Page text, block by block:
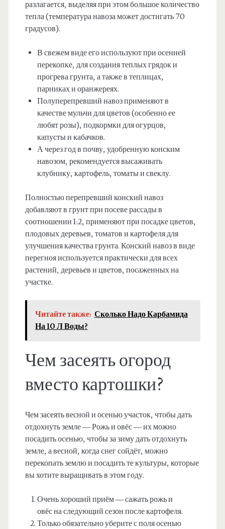
разлагается, выделяя при этом большое количество
тепла (температура навоза может достигать 70
градусов).
В свежем виде его используют при осенней
перекопке, для создания теплых грядок и
прогрева грунта, а также в теплицах,
парниках и оранжереях.
Полуперепревший навоз применяют в
качестве мульчи для цветов (особенно ее
любят розы), подкормки для огурцов,
капусты и кабачков.
А через год в почву, удобренную конским
навозом, рекомендуется высаживать
клубнику, картофель, томаты и свеклу.
Полностью перепревший конский навоз
добавляют в грунт при посеве рассады в
соотношении 1:2, применяют при посадке цветов,
плодовых деревьев, томатов и картофеля для
улучшения качества грунта. Конский навоз в виде
перегноя используется практически для всех
растений, деревьев и цветов, посаженных на
участке.
Читайте также: Сколько Надо Карбамида
На 10 Л Воды?
Чем засеять огород
вместо картошки?
Чем засеять весной и осенью участок, чтобы дать
отдохнуть земле — Рожь и овёс — их можно
посадить осенью, чтобы за зиму дать отдохнуть
земле, а весной, когда снег сойдёт, можно
перекопать землю и посадить те культуры, которые
вы хотите выращивать в этом году.
Очень хороший приём — сажать рожь и
овёс на следующий сезон после картофеля.
Только обязательно уберите с поля осенью